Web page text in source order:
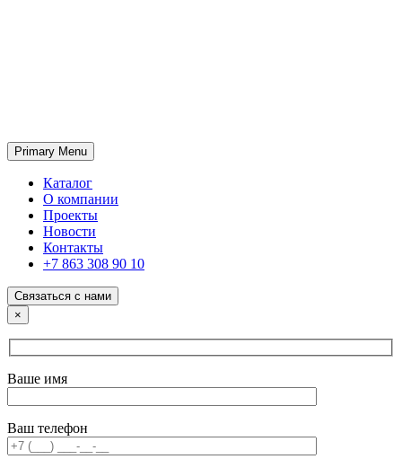
ГК «SABONE»
Оптовые поставки отделочных материалов и оборудования
Primary Menu
Каталог
О компании
Проекты
Новости
Контакты
+7 863 308 90 10
Связаться с нами
×
Ваше имя
Ваш телефон